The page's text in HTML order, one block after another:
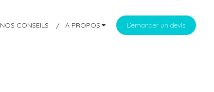
NOS CONSEILS A PROPOS Demander un devis